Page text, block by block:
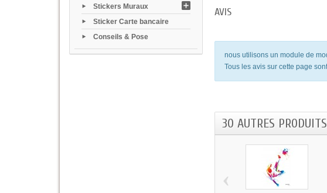
Stickers Muraux
Sticker Carte bancaire
Conseils & Pose
AVIS
nous utilisons un module de
Tous les avis sur cette page
30 AUTRES
‹